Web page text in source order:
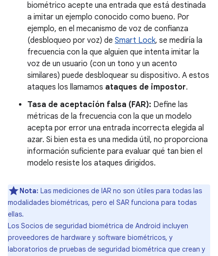
biométrico acepte una entrada que está destinada
a imitar un ejemplo conocido como bueno. Por
ejemplo, en el mecanismo de voz de confianza
(desbloqueo por voz) de Smart Lock, se mediría la
frecuencia con la que alguien que intenta imitar la
voz de un usuario (con un tono y un acento
similares) puede desbloquear su dispositivo. A estos
ataques los llamamos ataques de impostor.
Tasa de aceptación falsa (FAR): Define las
métricas de la frecuencia con la que un modelo
acepta por error una entrada incorrecta elegida al
azar. Si bien esta es una medida útil, no proporciona
información suficiente para evaluar qué tan bien el
modelo resiste los ataques dirigidos.
Nota: Las mediciones de IAR no son útiles para todas las
modalidades biométricas, pero el SAR funciona para todas
ellas.
Los Socios de seguridad biométrica de Android incluyen
proveedores de hardware y software biométricos, y
laboratorios de pruebas de seguridad biométrica que crean y